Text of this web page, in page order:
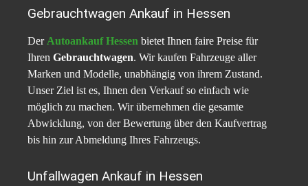
Gebrauchtwagen Ankauf in Hessen
Der Autoankauf Hessen bietet Ihnen faire Preise für
Ihren Gebrauchtwagen. Wir kaufen Fahrzeuge aller
Marken und Modelle, unabhängig von ihrem Zustand.
Unser Ziel ist es, Ihnen den Verkauf so einfach wie
möglich zu machen. Wir übernehmen die gesamte
Abwicklung, von der Bewertung über den Kaufvertrag
bis hin zur Abmeldung Ihres Fahrzeugs.
Unfallwagen Ankauf in Hessen